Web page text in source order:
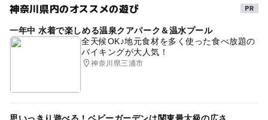
いると怒られるようなことを他のコメントで見ていたので緊張
していましたが、写真を撮りながらも食べていたので特に何も
言われませんでした。途中で子どもがトイレに少し長めに行っ
てしまっても特に注意されることはありませんでした。
神奈川県内のオススメの遊び
一年中 水着で楽しめる温泉クアパーク＆温水プール
全天候OK♪地元食材を多く使った食べ放題の
バイキングが大人気！
神奈川県三浦市